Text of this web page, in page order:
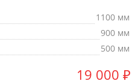
1100 мм
900 мм
500 мм
19 000 ₽